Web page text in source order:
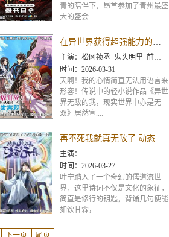
青的陪伴下，昂首参加了青州最盛
大的盛会....
在异世界获得超强能力的我,在现实世界照样无敌~等级提升改变人生命运~
主演： 松冈祯丞 鬼头明里 前田佳织里 千本木彩花 竹达彩奈 石上静香 中原麻衣 冈本信彦 村瀬步 加隈亚衣 日高里菜 东山奈央 井上和彦 井口裕香
时间： 2026-03-31
天啊！我的心情简直无法用语言来
形容！传说中的轻小说作品《异世
界无敌的我，现实世界中亦是无
双》居然宣....
再不死我就真无敌了 动态漫画第一季
主演：
时间： 2026-03-27
叶宁踏入了一个奇幻的儒道流世
界，这里诗词不仅是文化的象征，
简直是修行的钥匙，背诵几句便能
如饮甘霖，....
下一页 尾页